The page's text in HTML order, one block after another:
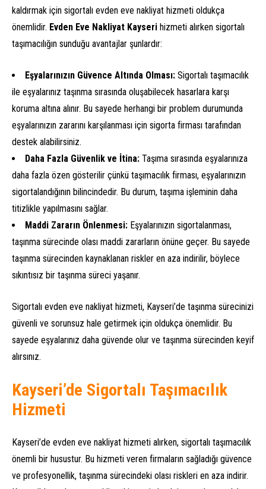
kaldırmak için sigortalı evden eve nakliyat hizmeti oldukça
önemlidir. Evden Eve Nakliyat Kayseri hizmeti alırken sigortalı
taşımacılığın sunduğu avantajlar şunlardır:
Eşyalarınızın Güvence Altında Olması: Sigortalı taşımacılık
ile eşyalarınız taşınma sırasında oluşabilecek hasarlara karşı
koruma altına alınır. Bu sayede herhangi bir problem durumunda
eşyalarınızın zararını karşılanması için sigorta firması tarafından
destek alabilirsiniz.
Daha Fazla Güvenlik ve İtina: Taşıma sırasında eşyalarınıza
daha fazla özen gösterilir çünkü taşımacılık firması, eşyalarınızın
sigortalandığının bilincindedir. Bu durum, taşıma işleminin daha
titizlikle yapılmasını sağlar.
Maddi Zararın Önlenmesi: Eşyalarınızın sigortalanması,
taşınma sürecinde olası maddi zararların önüne geçer. Bu sayede
taşınma sürecinden kaynaklanan riskler en aza indirilir, böylece
sıkıntısız bir taşınma süreci yaşanır.
Sigortalı evden eve nakliyat hizmeti, Kayseri’de taşınma sürecinizi
güvenli ve sorunsuz hale getirmek için oldukça önemlidir. Bu
sayede eşyalarınız daha güvende olur ve taşınma sürecinden keyif
alırsınız.
Kayseri’de Sigortalı Taşımacılık
Hizmeti
Kayseri’de evden eve nakliyat hizmeti alırken, sigortalı taşımacılık
önemli bir husustur. Bu hizmeti veren firmaların sağladığı güvence
ve profesyonellik, taşınma sürecindeki olası riskleri en aza indirir.